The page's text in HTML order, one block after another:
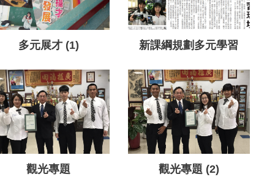
多元展才 (1) 新課綱規劃多元學習
觀光專題 觀光專題 (2)